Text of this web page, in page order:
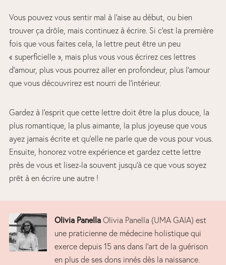
Vous pouvez vous sentir mal à l’aise au début, ou bien
trouver ça drôle, mais continuez à écrire. Si c’est la première
fois que vous faites cela, la lettre peut être un peu
« superficielle », mais plus vous vous écrirez ces lettres
d’amour, plus vous pourrez aller en profondeur, plus l’amour
que vous découvrirez est nourri de l’intérieur.
Gardez à l’esprit que cette lettre doit être la plus douce, la
plus romantique, la plus aimante, la plus joyeuse que vous
ayez jamais écrite et qu’elle ne parle que de vous pour vous.
Ensuite, honorez votre expérience et gardez cette lettre
près de vous et lisez-la souvent jusqu’à ce que vous soyez
prêt à en écrire une autre !
Olivia Panella Olivia Panella (UMA GAIA) est
une praticienne de médecine holistique qui
exerce depuis 15 ans dans l’art de la guérison
en plus de ses dons innés dès la naissance.